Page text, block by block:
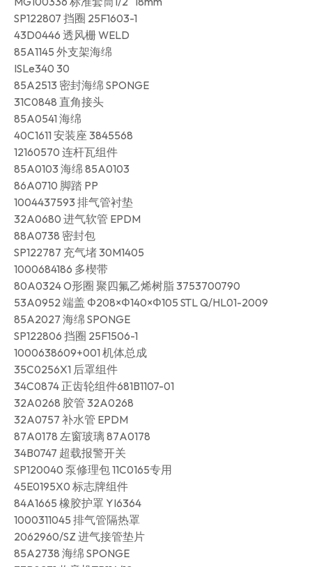
SP122807 挡圈 25F1603-1
43D0446 透风栅 WELD
85A1145 外支架海绵
ISLe340 30
85A2513 密封海绵 SPONGE
31C0848 直角接头
85A0541 海绵
40C1611 安装座 3845568
12160570 连杆瓦组件
85A0103 海绵 85A0103
86A0710 脚踏 PP
1004437593 排气管衬垫
32A0680 进气软管 EPDM
88A0738 密封包
SP122787 充气堵 30M1405
1000684186 多楔带
80A0324 O形圈 聚四氟乙烯树脂 3753700790
53A0952 端盖 Φ208×Φ140×Φ105 STL Q/HL01-2009
85A2027 海绵 SPONGE
SP122806 挡圈 25F1506-1
1000638609+001 机体总成
35C0256X1 后罩组件
34C0874 正齿轮组件681B1107-01
32A0268 胶管 32A0268
32A0757 补水管 EPDM
87A0178 左窗玻璃 87A0178
34B0747 超载报警开关
SP120040 泵修理包 11C0165专用
45E0195X0 标志牌组件
84A1665 橡胶护罩 YI6364
1000311045 排气管隔热罩
2062960/SZ 进气接管垫片
85A2738 海绵 SPONGE